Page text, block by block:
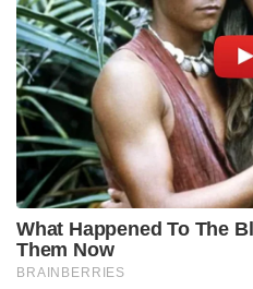
What Happened To The
Them Now
BRAINBERRIES